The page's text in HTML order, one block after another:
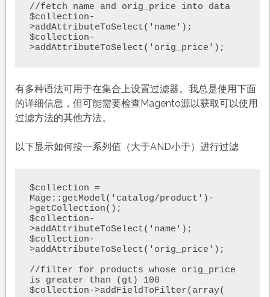
//fetch name and orig_price into data
$collection-
>addAttributeToSelect('name');
$collection-
有多种语法可用于在集合上设置过滤器。我总是使用下面
的详细信息，但可能需要检查Magento源以获取可以使用
过滤方法的其他方法。
以下显示如何按一系列值（大于AND小于）进行过滤
$collection =
Mage::getModel('catalog/product')-
>getCollection();
$collection-
>addAttributeToSelect('name');
$collection-
>addAttributeToSelect('orig_price');
//filter for products whose orig_price
is greater than (gt) 100
$collection->addFieldToFilter(array(